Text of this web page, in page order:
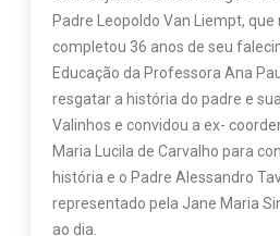
Padre Leopoldo Van Liempt,
completou 36 anos de seu
Educação da Professora Ana
resgatar a história do padre e
Valinhos e convidou a ex-
Maria Lucila de Carvalho para
história e o Padre Alessandro
representado pela Jane Maria
ao dia.